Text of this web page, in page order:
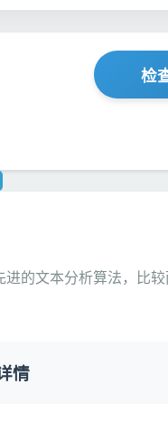
检
进的文本分析算法，比
情